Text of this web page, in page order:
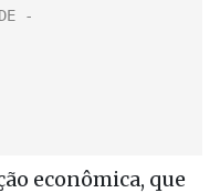
econômica, que